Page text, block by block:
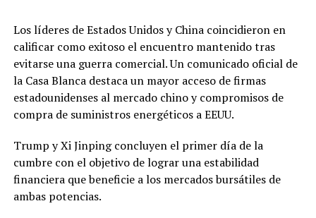
Los líderes de Estados Unidos y China coincidieron en
calificar como exitoso el encuentro mantenido tras
evitarse una guerra comercial. Un comunicado oficial de
la Casa Blanca destaca un mayor acceso de firmas
estadounidenses al mercado chino y compromisos de
compra de suministros energéticos a EEUU.
Trump y Xi Jinping concluyen el primer día de la
cumbre con el objetivo de lograr una estabilidad
financiera que beneficie a los mercados bursátiles de
ambas potencias.